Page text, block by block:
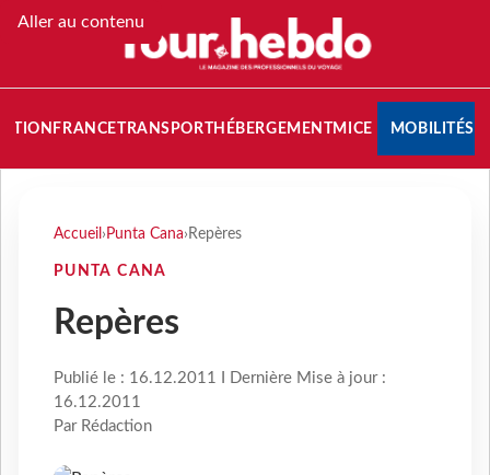
Aller au contenu
FRANCETRANSPORT HÉBERGEMENTMICE MOBILITÉS
Accueil › Punta Cana› Repères
PUNTA CANA
Repères
Publié le : 16.12.2011 I Dernière Mise à jour :
16.12.2011
Par Rédaction